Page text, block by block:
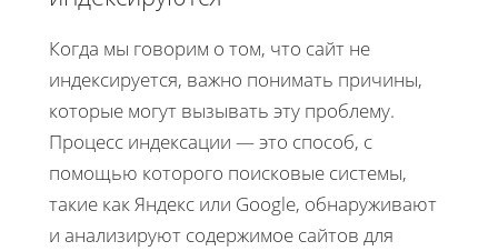
Когда мы говорим о том, что сайт не
индексируется, важно понимать причины,
которые могут вызывать эту проблему.
Процесс индексации — это способ, с
помощью которого поисковые системы,
такие как Яндекс или Google, обнаруживают
и анализируют содержимое сайтов для